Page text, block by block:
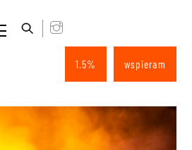
Menu
wspieram
1.5%